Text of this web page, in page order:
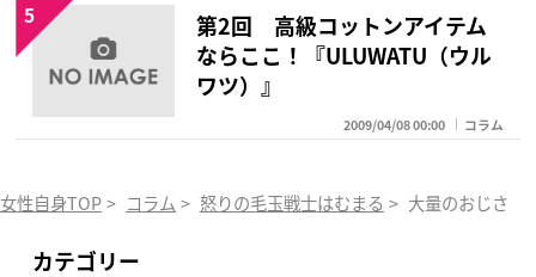
第2回 高級コットンアイテム
ならここ！『ULUWATU（ウル
ワツ）』
2009/04/08 00:00 コラム
5
女性自身TOP > コラム > 怒りの毛玉戦士はむまる > 大量のおじさん
カテゴリー